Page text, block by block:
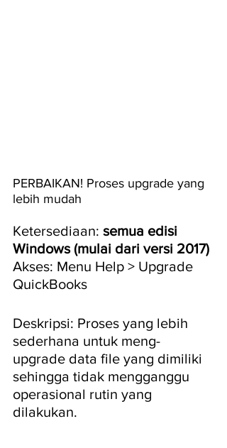
PERBAIKAN! Proses upgrade yang
lebih mudah
Ketersediaan: semua edisi
Windows (mulai dari versi 2017)
Akses: Menu Help > Upgrade
QuickBooks
Deskripsi: Proses yang lebih
sederhana untuk meng-
upgrade data file yang dimiliki
sehingga tidak mengganggu
operasional rutin yang
dilakukan.